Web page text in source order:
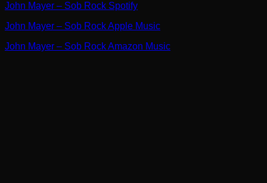
John Mayer – Sob Rock Spotify
John Mayer – Sob Rock Apple Music
John Mayer – Sob Rock Amazon Music